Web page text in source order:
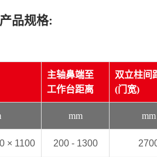
产品规格:
主轴鼻端至
工作台距离
双立柱间
(门宽)
mm
mm
× 1100 200 - 1300